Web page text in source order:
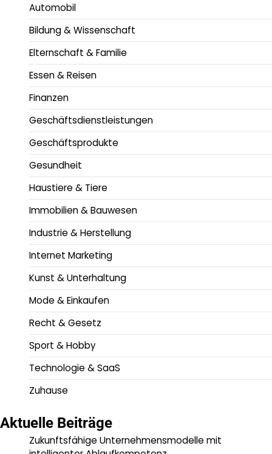
Automobil
Bildung & Wissenschaft
Elternschaft & Familie
Essen & Reisen
Finanzen
Geschäftsdienstleistungen
Geschäftsprodukte
Gesundheit
Haustiere & Tiere
Immobilien & Bauwesen
Industrie & Herstellung
Internet Marketing
Kunst & Unterhaltung
Mode & Einkaufen
Recht & Gesetz
Sport & Hobby
Technologie & SaaS
Zuhause
Aktuelle Beiträge
Zukunftsfähige Unternehmensmodelle mit